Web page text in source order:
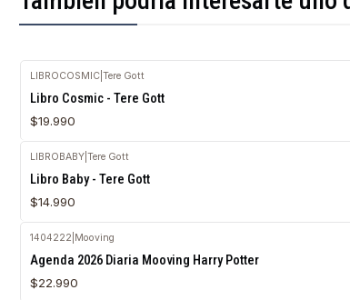
LIBROCOSMIC| Tere Gott
Libro Cosmic - Tere Gott
$19.990
LIBROBABY| Tere Gott
Libro Baby - Tere Gott
$14.990
1404222 Mooving
Agenda 2026 Diaria Mooving Harry Potter
$22.990